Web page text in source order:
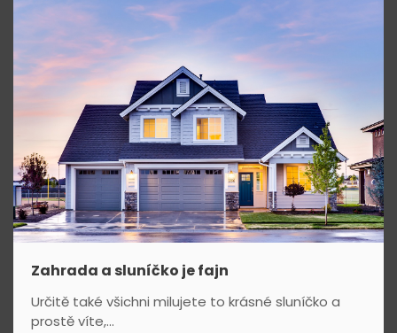
Zahrada a sluníčko je fajn
Určitě také všichni milujete to krásné sluníčko a
prostě víte,...